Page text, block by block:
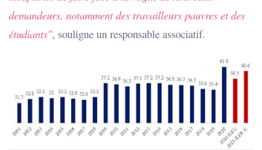
demandeurs, notamment des travailleurs pauvres et des
étudiants", souligne un responsable associatif.